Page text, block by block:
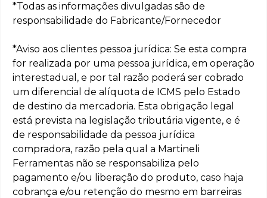
*Todas as informações divulgadas são de
responsabilidade do Fabricante/Fornecedor
*Aviso aos clientes pessoa jurídica: Se esta compra
for realizada por uma pessoa jurídica, em operação
interestadual, e por tal razão poderá ser cobrado
um diferencial de alíquota de ICMS pelo Estado
de destino da mercadoria. Esta obrigação legal
está prevista na legislação tributária vigente, e é
de responsabilidade da pessoa jurídica
compradora, razão pela qual a Martineli
Ferramentas não se responsabiliza pelo
pagamento e/ou liberação do produto, caso haja
cobrança e/ou retenção do mesmo em barreiras